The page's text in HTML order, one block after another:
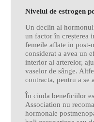
Nivelul de estrogen
Un declin al
un factor în creșterea
femeile aflate in post-
considerat a avea un
interior al arterelor,
vaselor de sânge.
contracta, pentru a se
În ciuda beneficiilor
Association nu
hormonale